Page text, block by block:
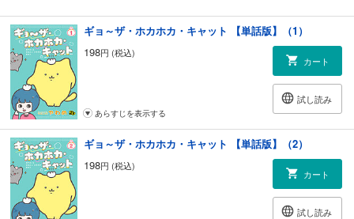
ギョ～ザ・ホカホカ・キャット 【単話版】（1）
198円 (税込)
カート
試し読み
あらすじを表示する
ギョ～ザ・ホカホカ・キャット 【単話版】（2）
198円 (税込)
カート
試し読み